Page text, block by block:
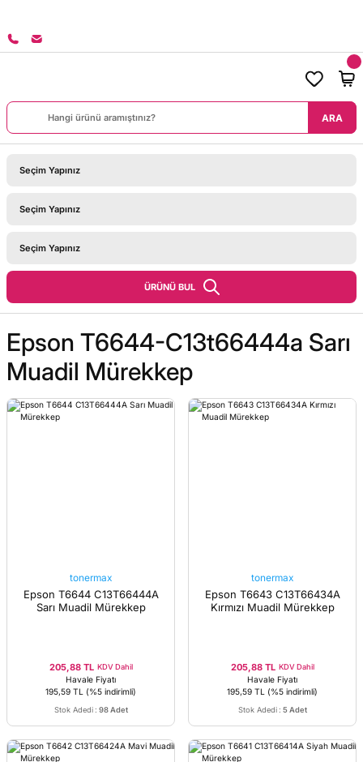
ARA
ÜRÜNÜ BUL
Epson T6644-C13t66444a Sarı
Muadil Mürekkep
tonermax
Epson T6644 C13T66444A
Sarı Muadil Mürekkep
205,88 TL KDV Dahil
Havale Fiyatı
195,59 TL (%5 indirimli)
Stok Adedi : 98 Adet
tonermax
Epson T6643 C13T66434A
Kırmızı Muadil Mürekkep
205,88 TL KDV Dahil
Havale Fiyatı
195,59 TL (%5 indirimli)
Stok Adedi : 5 Adet